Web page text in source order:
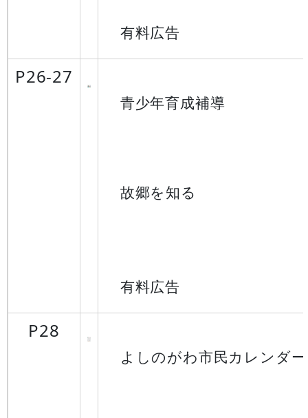
有料広告
P26-27
青少年育成補導
故郷を知る
有料広告
P28
よしのがわ市民カレンダー